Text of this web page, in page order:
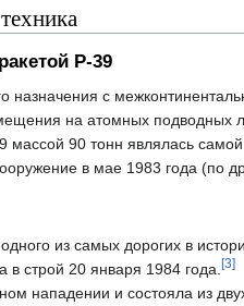
Р-39
назначения с
на атомных подводных
массой 90 тонн являлась
в мае 1983 года (по
из самых дорогих в
строй 20 января 1984 года. [3]
нападении и состояла из